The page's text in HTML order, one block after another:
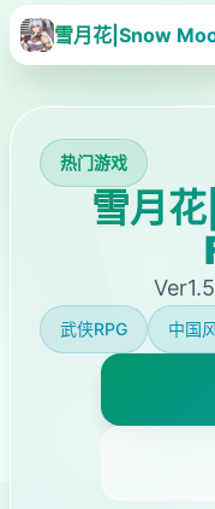
雪月花|Snow
热门游戏
雪月
武侠RPG 中国风